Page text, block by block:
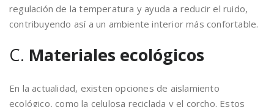
regulación de la temperatura y ayuda a reducir el ruido,
contribuyendo así a un ambiente interior más confortable.
C. Materiales ecológicos
En la actualidad, existen opciones de aislamiento
ecológico, como la celulosa reciclada y el corcho. Estos